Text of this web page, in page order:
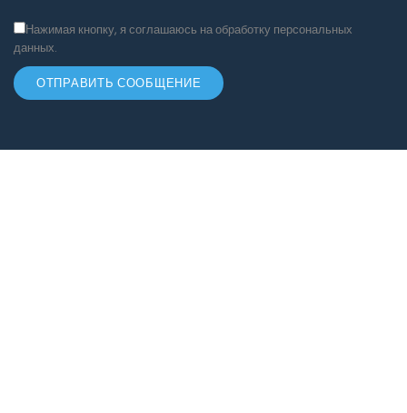
Нажимая кнопку, я соглашаюсь на обработку персональных
данных.
ОТПРАВИТЬ СООБЩЕНИЕ